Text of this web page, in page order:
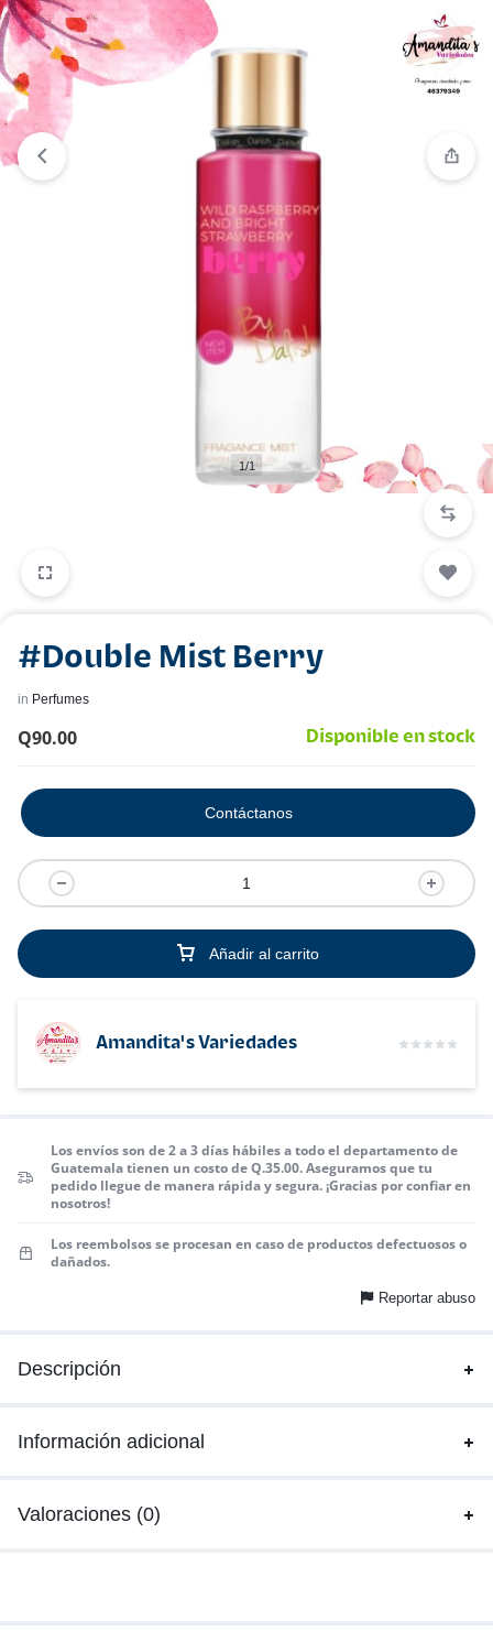
Ver lista de deseos
“#Double Mist Berry” has been added
to your wishlist
1/1
#Double Mist Berry
in Perfumes
Q90.00 Disponible en stock
Añadir al carrito
Contáctanos
Amandita's Variedades
Los envíos son de 2 a 3 días hábiles a todo el departamento de
Guatemala tienen un costo de Q.35.00. Aseguramos que tu
pedido llegue de manera rápida y segura. ¡Gracias por confiar en
nosotros!
Los reembolsos se procesan en caso de productos defectuosos o
dañados.
Reportar abuso
Descripción
Información adicional
Valoraciones (0)